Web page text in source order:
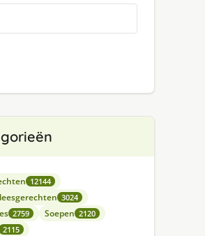
12144
3024
2759 Soepen 2120
2115